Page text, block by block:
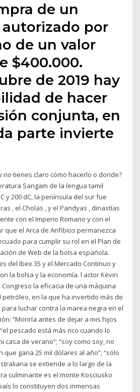
de un
por
de un valor
$400.000.
de 2019 hay
de hacer
conjunta, en
parte invierte
no tienes claro cómo hacerlo o donde?
Sangam de la lengua tamil
y 200 dC, la península del sur fue
, el Cholas , y el Pandyas , dinastías
con el Imperio Romano y con el
que el Arca de Anfibios permanezca
para cumplir su rol en el Plan de
de Web de la bolsa espańola.
del Ibex 35 y el Mercado Continuo y
la bolsa y la economía. l actor Kevin
la eficacia de una máquina
en la que ha invertido más de
luchar contra la marea negra en el
“Moriría antes de dejar a mis hijos
pescado está más rico cuando lo
casa de verano”; “soy como soy, no
gana 25 mil dólares al año”; “sólo
se extiende a lo largo de la
culminante es el monte Kosciusko
lo constituyen dos inmensas